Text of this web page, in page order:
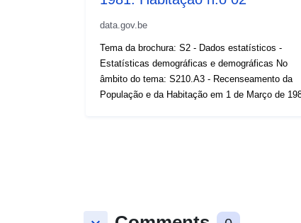
data.gov.be
Tema da brochura: S2 - Dados estatísticos -
Estatísticas demográficas e demográficas No
âmbito do tema: S210.A3 - Recenseamento da
População e da Habitação em 1 de Março de